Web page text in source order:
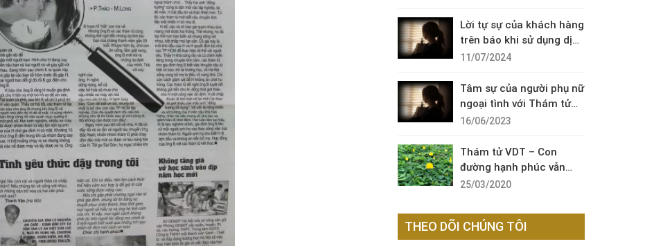
Lời tự sự của khách hàng
trên báo khi sử dụng dịch
vụ thám tử sài gòn VDT
11/07/2024
Tâm sự của người phụ nữ
ngoại tình với Thám tử
VDT
16/06/2023
Thám tử VDT – Con
đường hạnh phúc vẫn
còn đó !
25/03/2020
THEO DÕI CHÚNG TÔI